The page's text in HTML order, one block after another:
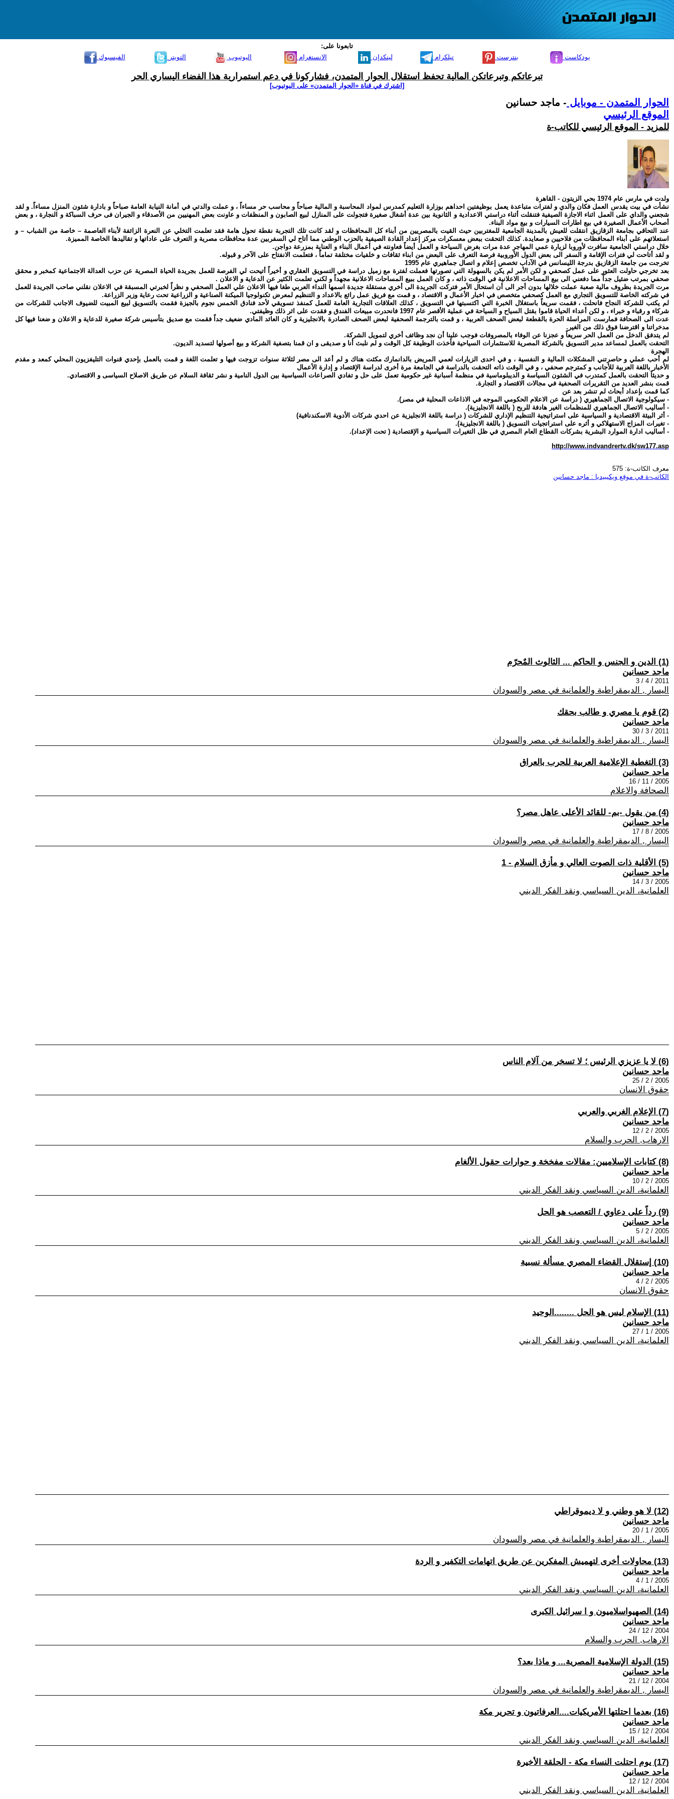
تابعونا على:
الفيسبوك
التويتر اليوتيوب الانستغرام لينكدإن تيلكرام بنترست بودكاست
تبرعاتكم وتبرعاتكن المالية تحفظ استقلال الحوار المتمدن، فشاركونا في دعم استمرارية هذا الفضاء اليساري الحر
[اشترك في قناة ‫«الحوار المتمدن» على اليوتيوب]
الحوار المتمدن - موبايل - ماجد حسانين
الموقع الرئيسي
للمزيد - الموقع الرئيسي للكاتب-ة
ولدت في مارس عام 1974 بحي الزيتون - القاهرة
نشأت في بيت يقدس العمل فكان والدي و لفترات متباعدة يعمل بوظيفتين احداهم بوزارة التعليم كمدرس لمواد المحاسبة و المالية صباحاً و محاسب حر مساءاً ، و عملت والدتي في أمانة النيابة العامة صباحاً و بادارة شئون المنزل مساءاً. و لقد
شجعني والداي على العمل اثناء الاجازة الصيفية فتنقلت أثناء دراستي الاعدادية و الثانوية بين عدة أشغال صغيرة فتجولت على المنازل لبيع الصابون و المنظفات و عاونت بعض المهنيين من الأصدقاء و الجيران فى حرف السباكة و النجارة ، و بعض
أصحاب الأعمال الصغيرة في بيع اطارات السيارات و بيع مواد البناء.
عند التحاقي بجامعة الزقازيق انتقلت للعيش بالمدينة الجامعية للمغتربين حيث القيت بالمصريين من أبناء كل المحافظات و لقد كانت تلك التجربة نقطة تحول هامة فقد تعلمت التخلي عن النعرة الزائفة لأبناء العاصمة – خاصة من الشباب – و
استعلائهم على أبناء المحافظات من فلاحيين و صعايدة. كذلك التحقت ببعض معسكرات مركز إعداد القادة الصيفية بالحزب الوطني مما أتاح لي السفربين عدة محافظات مصرية و التعرف على عاداتها و تقاليدها الخاصة المميزة.
خلال دراستي الجامعية سافرت لأوروبا لزيارة عمي المهاجر عدة مرات بغرض السياحة و العمل أيضاً فعاونته في أعمال البناء و العناية بمزرعة دواجن.
و لقد أتاحت لي فترات الإقامة و السفر الى بعض الدول الأوروبية فرصة التعرف على البعض من ابناء ثقافات و خلفيات مختلفة تماماً ، فتعلمت الانفتاح على الآخر و قبوله.
تخرجت من جامعة الزقازيق بدرجة الليسانس في الآداب تخصص إعلام و اتصال جماهيري عام 1995
بعد تخرجي حاولت العثور على عمل كصحفي و لكن الأمر لم يكن بالسهولة التي تصورتها فعملت لفترة مع زميل دراسة في التسويق العقاري و أخيراً أتيحت لي الفرصة للعمل بجريدة الحياة المصرية عن حزب العدالة الاجتماعية كمخبر و محقق
صحفي بمرتب ضئيل جداً مما دفعني الى بيع المساحات الاعلانية في الوقت ذاته ، و كان العمل ببيع المساحات الاعلانية مجهداً و لكني تعلمت الكثير عن الدعاية و الاعلان .
مرت الجريدة بظروف مالية صعبة عملت خلالها بدون أجر الى أن استحال الأمر فتركت الجريدة الى أخري مستقلة جديدة اسمها النداء العربي طغا فيها الاعلان علي العمل الصحفي و نظراً لخبرتي المسبقة في الاعلان نقلني صاحب الجريدة للعمل
في شركته الخاصة للتسويق التجاري مع العمل كصحفي متخصص في اخبار الأعمال و الاقتصاد ، و قمت مع فريق عمل رائع بالاعداد و التنظيم لمعرض تكنولوجيا الميكنة الصناعية و الزراعية تحت رعاية وزير الزراعة.
لم يكتب للشركة النجاح فانحلت ، فقمت سريعاً باستغلال الخبرة التي اكتسبتها في التسويق ، كذلك العلاقات التجارية العامة للعمل كمنفذ تسويقي لأحد فنادق الخمس نجوم بالجيزة فقمت بالتسويق لبيع المبيت للضيوف الاجانب للشركات من
شركاء و رقباء و خبراء ، و لكن أعداء الحياة قاموا بقتل السياح و السياحة في عملية الأقصر عام 1997 فانحدرت مبيعات الفندق و فقدت على اثر ذلك وظيفتي.
عدت الى الصحافة فمارست المراسلة الحرة بالقطعة لبعض الصحف العربية ، و قمت بالترجمة الصحفية لبعض الصحف الصادرة بالانجليزية و كان العائد المادي ضعيف جداً فقمت مع صديق بتأسيس شركة صغيرة للدعاية و الاعلان و ضعنا فيها كل
مدخراتنا و اقترضنا فوق ذلك من الغير.
لم يتدفق الدخل من العمل الحر سريعاً و عجزنا عن الوفاء بالمصروفات فوجب علينا أن نجد وظائف أخري لتمويل الشركة.
التحقت بالعمل لمساعد مدير التسويق بالشركة المصرية للاستثمارات السياحية فأخذت الوظيفة كل الوقت و لم نلبث أنا و صديقى و ان قمنا بتصفية الشركة و بيع أصولها لتسديد الديون.
الهجرة
لم أحب عملي و حاصرتني المشكلات المالية و النفسية ، و في احدى الزيارات لعمي المريض بالدانمارك مكثت هناك و لم أعد الى مصر لثلاثة سنوات تزوجت فيها و تعلمت اللغة و قمت بالعمل بإحدي قنوات التليفزيون المحلي كمعد و مقدم
الأخبار باللغة العربية للأجانب و كمترجم صحفي ، و في الوقت ذاته التحقت بالدراسة في الجامعة مرة أخرى لدراسة الإقتصاد و إدارة الأعمال
و حديثاً التحقت بالعمل كمتدرب في الشئون السياسة و الديبلوماسية في منظمة أسبانية غير حكومية تعمل على حل و تفادي الصراعات السياسية بين الدول النامية و نشر ثقافة السلام عن طريق الاصلاح السياسى و الاقتصادي.
قمت بنشر العديد من التقريرات الصحفية في مجالات الاقتصاد و التجارة.
كما قمت بإعداد أبحاث لم تنشر بعد عن
- سيكولوجية الاتصال الجماهيري ( دراسة عن الاعلام الحكومي الموجه في الاذاعات المحلية في مصر).
- أساليب الاتصال الجماهيري للمنظمات الغير هادفة للربح ( باللغة الانجليزية).
- أثر البيئة الاقتصادية و السياسية على استراتيجية التنظيم الإداري للشركات ( دراسة باللغة الانجليزية عن احدي شركات الأدوية الاسكندنافية)
- تغيرات المزاج الاستهلاكي و أثره على استراتجيات التسويق ( باللغة الانجليزية).
- أساليب ادارة الموارد البشرية بشركات القطاع العام المصري في ظل التغيرات السياسية و الإقتصادية ( تحت الإعداد).
http://www.indvandrertv.dk/sw177.asp
معرف الكاتب-ة: 575
الكاتب-ة في موقع ويكيبيديا : ماجد حسانين
(1) الدين و الجنس و الحاكم ... الثالوث المٌحرّم
ماجد حسانين
2011 / 4 / 3
اليسار , الديمقراطية والعلمانية في مصر والسودان
(2) قوم يا مصري و طالب بحقك
ماجد حسانين
2011 / 3 / 30
اليسار , الديمقراطية والعلمانية في مصر والسودان
(3) التغطية الإعلامية العربية للحرب بالعراق
ماجد حسانين
2005 / 11 / 16
الصحافة والاعلام
(4) من يقول -بم- للقائد الأعلى عاهل مصر؟
ماجد حسانين
2005 / 8 / 17
اليسار , الديمقراطية والعلمانية في مصر والسودان
(5) الأقلية ذات الصوت العالي و مأزق السلام - 1
ماجد حسانين
2005 / 3 / 14
العلمانية، الدين السياسي ونقد الفكر الديني
(6) لا يا عزيزي الرئيس ؛ لا تسخر من آلام الناس
ماجد حسانين
2005 / 2 / 25
حقوق الانسان
(7) الإعلام الغربي والعربي
ماجد حسانين
2005 / 2 / 12
الارهاب, الحرب والسلام
(8) كتابات الإسلاميين: مقالات مفخخة و حوارات حقول الألغام
ماجد حسانين
2005 / 2 / 10
العلمانية، الدين السياسي ونقد الفكر الديني
(9) رداً على دعاوي / التعصب هو الحل
ماجد حسانين
2005 / 2 / 5
العلمانية، الدين السياسي ونقد الفكر الديني
(10) إستقلال القضاء المصري مسألة نسبية
ماجد حسانين
2005 / 2 / 4
حقوق الانسان
(11) الإسلام ليس هو الحل ........الوحيد
ماجد حسانين
2005 / 1 / 27
العلمانية، الدين السياسي ونقد الفكر الديني
(12) لا هو وطني و لا ديموقراطي
ماجد حسانين
2005 / 1 / 20
اليسار , الديمقراطية والعلمانية في مصر والسودان
(13) محاولات أخرى لتهميش المفكرين عن طريق اتهامات التكفير و الردة
ماجد حسانين
2005 / 1 / 4
العلمانية، الدين السياسي ونقد الفكر الديني
(14) الصهيواسلاميون و ا سرائيل الكبرى
ماجد حسانين
2004 / 12 / 24
الارهاب, الحرب والسلام
(15) الدولة الإسلامية المصرية... و ماذا بعد؟
ماجد حسانين
2004 / 12 / 21
اليسار , الديمقراطية والعلمانية في مصر والسودان
(16) بعدما احتلتها الأمريكيات....العرفاتيون و تحرير مكة
ماجد حسانين
2004 / 12 / 15
العلمانية، الدين السياسي ونقد الفكر الديني
(17) يوم احتلت النساء مكة - الحلقة الأخيرة
ماجد حسانين
2004 / 12 / 12
العلمانية، الدين السياسي ونقد الفكر الديني